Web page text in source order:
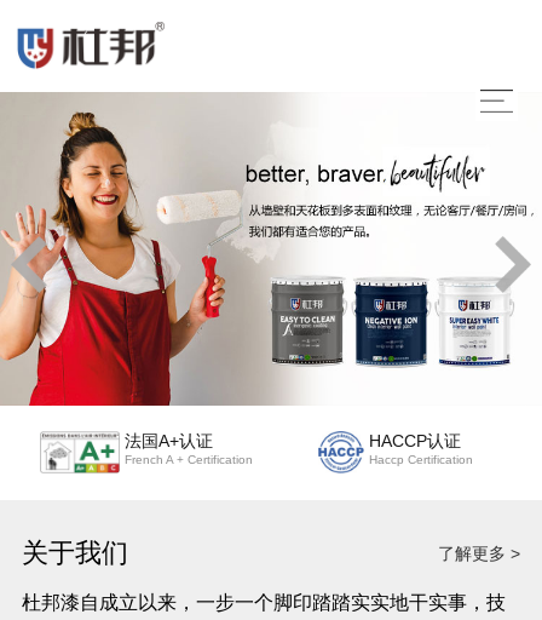
法国A+认证
French A + Certification
HACCP认证
Haccp Certification
关于我们 了解更多 >
杜邦漆自成立以来，一步一个脚印踏踏实实地干实事，技